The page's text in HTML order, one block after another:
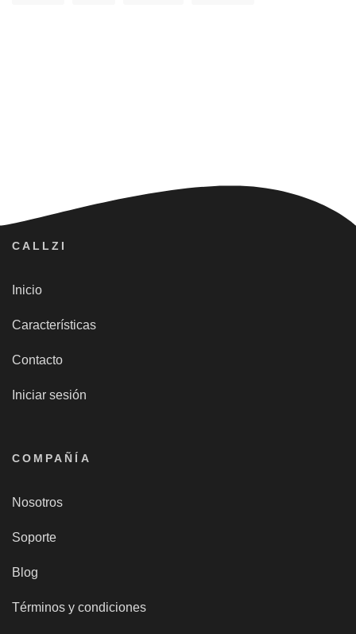
CALLZI
Inicio
Características
Contacto
Iniciar sesión
COMPAÑÍA
Nosotros
Soporte
Blog
Términos y condiciones